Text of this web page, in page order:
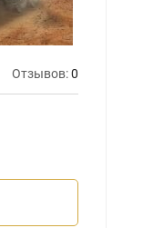
Отзывов:0